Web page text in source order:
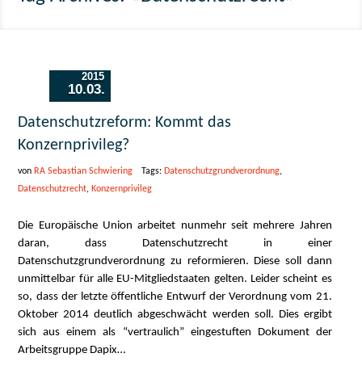
2015
10.03.
Datenschutzreform: Kommt das
Konzernprivileg?
von RA Sebastian Schwiering Tags: Datenschutzgrundverordnung,
Datenschutzrecht, Konzernprivileg
Die Europäische Union arbeitet nunmehr seit mehrere Jahren
daran, dass Datenschutzrecht in einer
Datenschutzgrundverordnung zu reformieren. Diese soll dann
unmittelbar für alle EU-Mitgliedstaaten gelten. Leider scheint es
so, dass der letzte öffentliche Entwurf der Verordnung vom 21.
Oktober 2014 deutlich abgeschwächt werden soll. Dies ergibt
sich aus einem als “vertraulich” eingestuften Dokument der
Arbeitsgruppe Dapix…